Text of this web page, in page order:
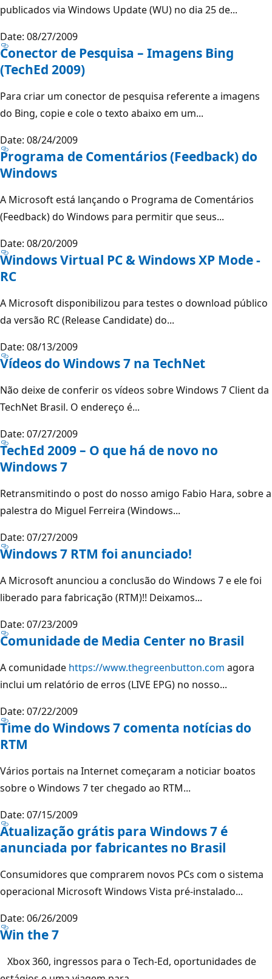
publicados via Windows Update (WU) no dia 25 de...
Date: 08/27/2009
Conector de Pesquisa – Imagens Bing
(TechEd 2009)
Para criar um conector de pesquisa referente a imagens
do Bing, copie e cole o texto abaixo em um...
Date: 08/24/2009
Programa de Comentários (Feedback) do
Windows
A Microsoft está lançando o Programa de Comentários
(Feedback) do Windows para permitir que seus...
Date: 08/20/2009
Windows Virtual PC & Windows XP Mode -
RC
A Microsoft disponibilizou para testes o download público
da versão RC (Release Candidate) do...
Date: 08/13/2009
Vídeos do Windows 7 na TechNet
Não deixe de conferir os vídeos sobre Windows 7 Client da
TechNet Brasil. O endereço é...
Date: 07/27/2009
TechEd 2009 – O que há de novo no
Windows 7
Retransmitindo o post do nosso amigo Fabio Hara, sobre a
palestra do Miguel Ferreira (Windows...
Date: 07/27/2009
Windows 7 RTM foi anunciado!
A Microsoft anunciou a conclusão do Windows 7 e ele foi
liberado para fabricação (RTM)!! Deixamos...
Date: 07/23/2009
Comunidade de Media Center no Brasil
A comunidade https://www.thegreenbutton.com agora
inclui um relatório de erros (LIVE EPG) no nosso...
Date: 07/22/2009
Time do Windows 7 comenta notícias do
RTM
Vários portais na Internet começaram a noticiar boatos
sobre o Windows 7 ter chegado ao RTM...
Date: 07/15/2009
Atualização grátis para Windows 7 é
anunciada por fabricantes no Brasil
Consumidores que comprarem novos PCs com o sistema
operacional Microsoft Windows Vista pré-instalado...
Date: 06/26/2009
Win the 7
Xbox 360, ingressos para o Tech-Ed, oportunidades de